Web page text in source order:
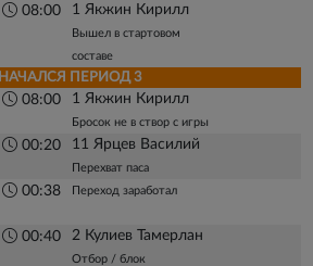
08:00 1 Якжин Кирилл
Вышел в стартовом
составе
НАЧАЛСЯ ПЕРИОД 3
08:00 1 Якжин Кирилл
Бросок не в створ с игры
00:20 11 Ярцев Василий
Перехват паса
00:38 Переход заработал
00:40 2 Кулиев Тамерлан
Отбор / блок